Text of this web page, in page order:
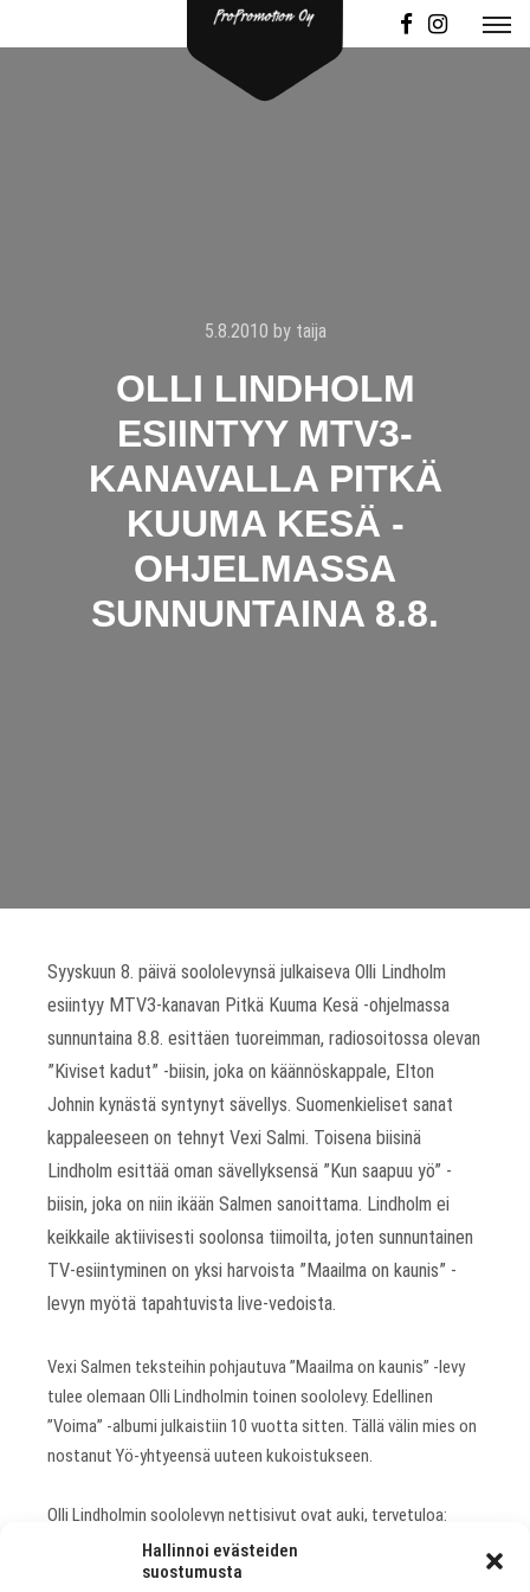
Hallinnoi evästeiden
suostumusta
5.8.2010 by taija
OLLI LINDHOLM
ESIINTYY MTV3-
KANAVALLA PITKÄ
KUUMA KESÄ -
OHJELMASSA
SUNNUNTAINA 8.8.
Syyskuun 8. päivä soololevynsä julkaiseva Olli Lindholm
esiintyy MTV3-kanavan Pitkä Kuuma Kesä -ohjelmassa
sunnuntaina 8.8. esittäen tuoreimman, radiosoitossa olevan
”Kiviset kadut” -biisin, joka on käännöskappale, Elton
Johnin kynästä syntynyt sävellys. Suomenkieliset sanat
kappaleeseen on tehnyt Vexi Salmi. Toisena biisinä
Lindholm esittää oman sävellyksensä ”Kun saapuu yö” -
biisin, joka on niin ikään Salmen sanoittama. Lindholm ei
keikkaile aktiivisesti soolonsa tiimoilta, joten sunnuntainen
TV-esiintyminen on yksi harvoista ”Maailma on kaunis” -
levyn myötä tapahtuvista live-vedoista.
Vexi Salmen teksteihin pohjautuva ”Maailma on kaunis” -levy
tulee olemaan Olli Lindholmin toinen soololevy. Edellinen
”Voima” -albumi julkaistiin 10 vuotta sitten. Tällä välin mies on
nostanut Yö-yhtyeensä uuteen kukoistukseen.
Olli Lindholmin soololevyn nettisivut ovat auki, tervetuloa:
www.ollilindholm.fi